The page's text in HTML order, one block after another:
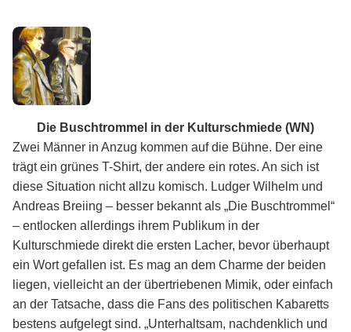
Die Buschtrommel in der Kulturschmiede (WN)
Zwei Männer in Anzug kommen auf die Bühne. Der eine
trägt ein grünes T-Shirt, der andere ein rotes. An sich ist
diese Situation nicht allzu komisch. Ludger Wilhelm und
Andreas Breiing – besser bekannt als „Die Buschtrommel“
– entlocken allerdings ihrem Publikum in der
Kulturschmiede direkt die ersten Lacher, bevor überhaupt
ein Wort gefallen ist. Es mag an dem Charme der beiden
liegen, vielleicht an der übertriebenen Mimik, oder einfach
an der Tatsache, dass die Fans des politischen Kabaretts
bestens aufgelegt sind. „Unterhaltsam, nachdenklich und